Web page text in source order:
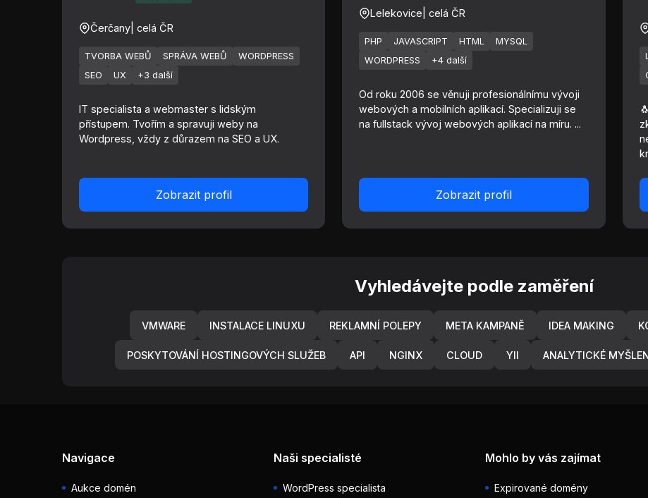
Čerčany | celá ČR
TVORBA WEBŮ SPRÁVA WEBŮ
WORDPRESS
SEO
UX +3 další
IT specialista a webmaster s lidským
přístupem. Tvořím a spravuji weby na
Wordpress, vždy z důrazem na SEO a UX.
Zobrazit profil
Lelekovice | celá ČR
PHP JAVASCRIPT HTML
MYSQL
WORDPRESS
+4 další
Od roku 2006 se věnuji profesionálnímu vývoji
webových a mobilních aplikací. Specializuji se
na fullstack vývoj webových aplikací na míru. ...
Zobrazit profil
Vyhledávejte podle zaměření
VMWARE INSTALACE LINUXU REKLAMNÍ POLEPY META KAMPANĚ IDEA MAKING
POSKYTOVÁNÍ HOSTINGOVÝCH SLUŽEB API NGINX CLOUD YII ANALYTICKÉ
Navigace
Aukce domén
Naši specialisté
WordPress specialista
Mohlo by vás zajímat
Expirované domény